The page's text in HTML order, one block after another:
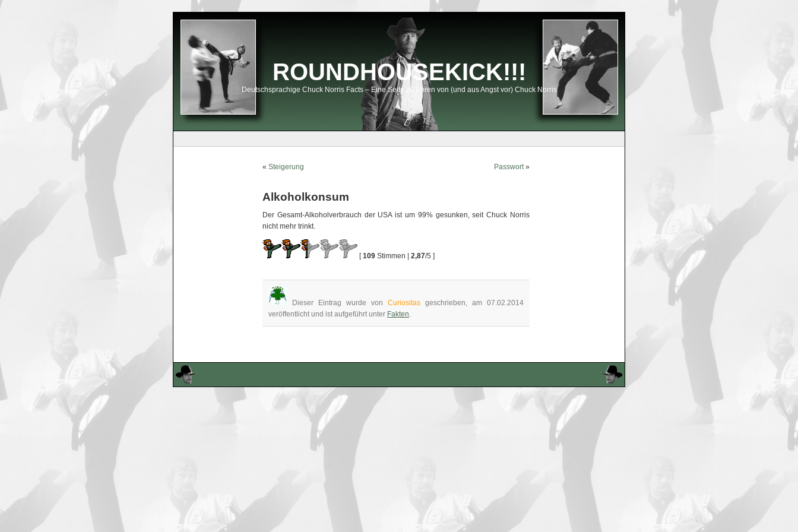
ROUNDHOUSEKICK!!!
Deutschsprachige Chuck Norris Facts – Eine Seite zu Ehren von (und aus Angst vor) Chuck Norris
« Steigerung Passwort»
Alkoholkonsum
Der Gesamt-Alkoholverbrauch der USA ist um 99% gesunken, seit Chuck Norris
nicht mehr trinkt.
[109 Stimmen | 2,87/5 ]
Dieser Eintrag wurde von Curiositas geschrieben, am 07.02.2014
veröffentlicht und ist aufgeführt unter Fakten.